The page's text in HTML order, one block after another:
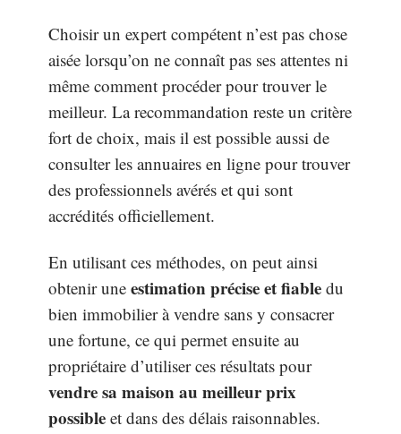
Choisir un expert compétent n’est pas chose
aisée lorsqu’on ne connaît pas ses attentes ni
même comment procéder pour trouver le
meilleur. La recommandation reste un critère
fort de choix, mais il est possible aussi de
consulter les annuaires en ligne pour trouver
des professionnels avérés et qui sont
accrédités officiellement.
En utilisant ces méthodes, on peut ainsi
obtenir une estimation précise et fiable du
bien immobilier à vendre sans y consacrer
une fortune, ce qui permet ensuite au
propriétaire d’utiliser ces résultats pour
vendre sa maison au meilleur prix
possible et dans des délais raisonnables.